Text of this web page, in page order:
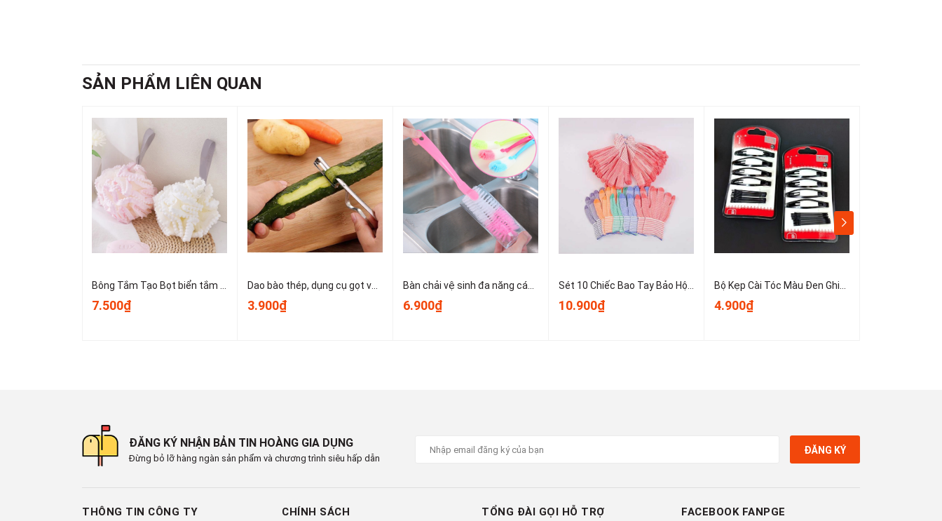
SẢN PHẨM LIÊN QUAN
Bông Tắm Tạo Bọt biển tắm lớn, bọt biển tắm cao cấp không bị lan rộng, siêu mềm và dễ tạo bọt A3553
7.500₫
Dao bào thép, dụng cụ gọt vỏ kim loại, dụng cụ gọt vỏ trái cây và rau củ nhỏ gọn dễ sử dụng T1243
3.900₫
Bàn chải vệ sinh đa năng cán dài dùng để vệ sinh nồi, cốc, tách trà, bình giữ nhiệt, bình sữa trẻ em A1934
6.900₫
Sét 10 Chiếc Bao Tay Bảo Hộ Lao Động ,Găng tay đan sọc nhiều màu, găng tay làm việc, găng tay len A0331
10.900₫
Bộ Kẹp Cài Tóc Màu Đen Ghim Bên Gọn Gàng, Kẹp Tóc Nữ Kẹp Mini Cố Định Tóc Không Trơn Trượt T1123
4.900₫
ĐĂNG KÝ NHẬN BẢN TIN HOÀNG GIA DỤNG
Đừng bỏ lỡ hàng ngàn sản phẩm và chương trình siêu hấp dẫn
ĐĂNG KÝ
THÔNG TIN CÔNG TY CHÍNH SÁCH TỔNG ĐÀI GỌI HỖ TRỢ FACEBOOK FANPGE